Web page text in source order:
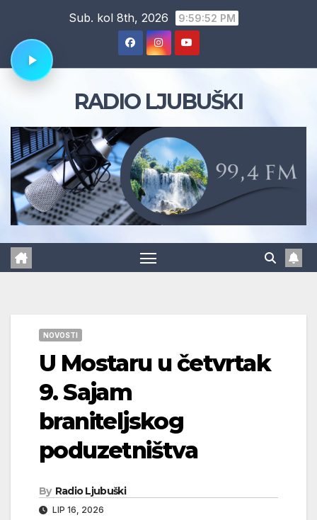
content
Sub. kol 8th, 2026 9:59:53 PM
RADIO LJUBUŠKI
NOVOSTI
U Mostaru u četvrtak
9. Sajam
braniteljskog
poduzetništva
By Radio Ljubuški
LIP 16, 2026